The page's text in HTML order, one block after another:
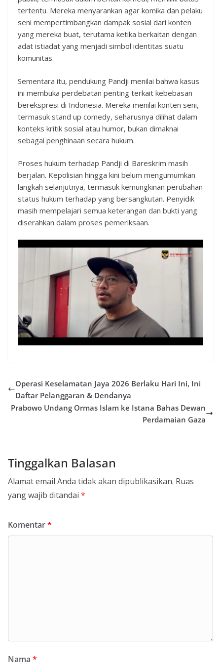
tertentu. Mereka menyarankan agar komika dan pelaku
seni mempertimbangkan dampak sosial dari konten
yang mereka buat, terutama ketika berkaitan dengan
adat istiadat yang menjadi simbol identitas suatu
komunitas.
Sementara itu, pendukung Pandji menilai bahwa kasus
ini membuka perdebatan penting terkait kebebasan
berekspresi di Indonesia. Mereka menilai konten seni,
termasuk stand up comedy, seharusnya dilihat dalam
konteks kritik sosial atau humor, bukan dimaknai
sebagai penghinaan secara hukum.
Proses hukum terhadap Pandji di Bareskrim masih
berjalan. Kepolisian hingga kini belum mengumumkan
langkah selanjutnya, termasuk kemungkinan perubahan
status hukum terhadap yang bersangkutan. Penyidik
masih mempelajari semua keterangan dan bukti yang
diserahkan dalam proses pemeriksaan.
Operasi Keselamatan Jaya 2026 Berlaku Hari Ini, Ini
Daftar Pelanggaran & Dendanya
Prabowo Undang Ormas Islam ke Istana Bahas Dewan
Perdamaian Gaza
Tinggalkan Balasan
Alamat email Anda tidak akan dipublikasikan. Ruas
yang wajib ditandai *
Komentar*
Nama *